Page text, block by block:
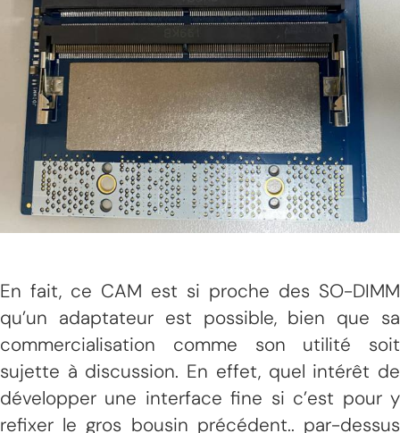
En fait, ce CAM est si proche des SO-DIMM
qu’un adaptateur est possible, bien que sa
commercialisation comme son utilité soit
sujette à discussion. En effet, quel intérêt de
développer une interface fine si c’est pour y
refixer le gros bousin précédent.. par-dessus